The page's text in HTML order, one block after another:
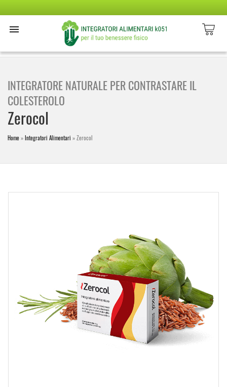
INTEGRATORE NATURALE PER CONTRASTARE IL
COLESTEROLO
Zerocol
Home»Integratori Alimentari »Zerocol